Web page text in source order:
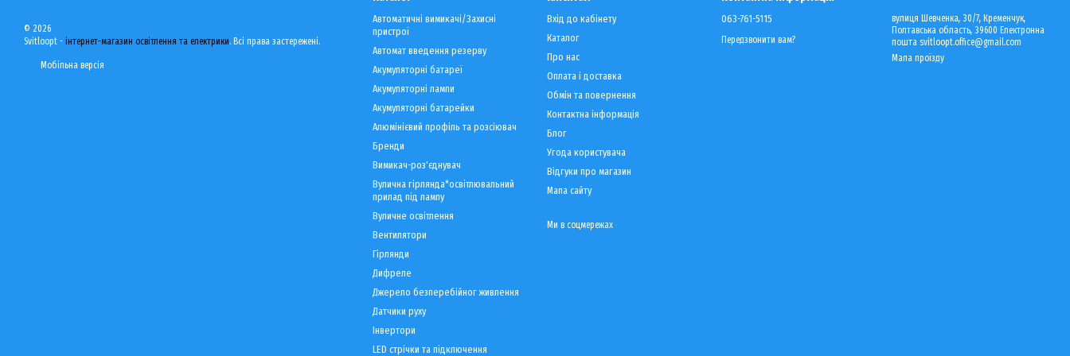
© 2026
Svitloopt - інтернет-магазин освітлення та електрики. Всі права застережені.
Мобільна версія
Автоматичні вимикачі/Захисні
пристрої
Автомат введення резерву
Акумуляторні батареї
Акумуляторні лампи
Акумуляторні батарейки
Алюмінієвий профіль та розсіювач
Бренди
Вимикач-роз'єднувач
Вулична гірлянда*освітлювальний
прилад під лампу
Вуличне освітлення
Вентилятори
Гірлянди
Дифреле
Джерело безперебійног живлення
Датчики руху
Інвертори
LED cтрічки та підключення
Вхід до кабінету
Каталог
Про нас
Оплата і доставка
Обмін та повернення
Контактна інформація
Блог
Угода користувача
Відгуки про магазин
Мапа сайту
Ми в соцмережах
063-761-5115
Передзвонити вам?
вулиця Шевченка, 30/7, Кременчук,
Полтавська область, 39600 Електронна
пошта svitloopt.office@gmail.com
Мапа проїзду